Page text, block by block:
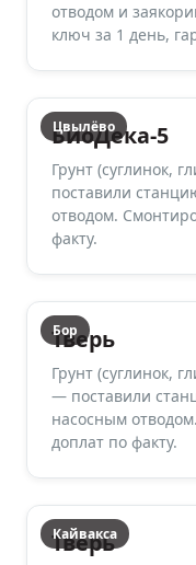
отводом и
ключ за 1 день,
Цвылёво
БиоДека-5
Грунт (суглинок,
поставили
отводом.
факту.
Бор
Тверь
Грунт (суглинок,
— поставили
насосным
доплат по факту.
Кайвакса
Тверь